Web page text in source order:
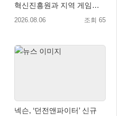
혁신진흥원과 지역 게임산
업 육성 위한 업무협약 체결
2026.08.06 조회 65
넥슨, ‘던전앤파이터’ 신규